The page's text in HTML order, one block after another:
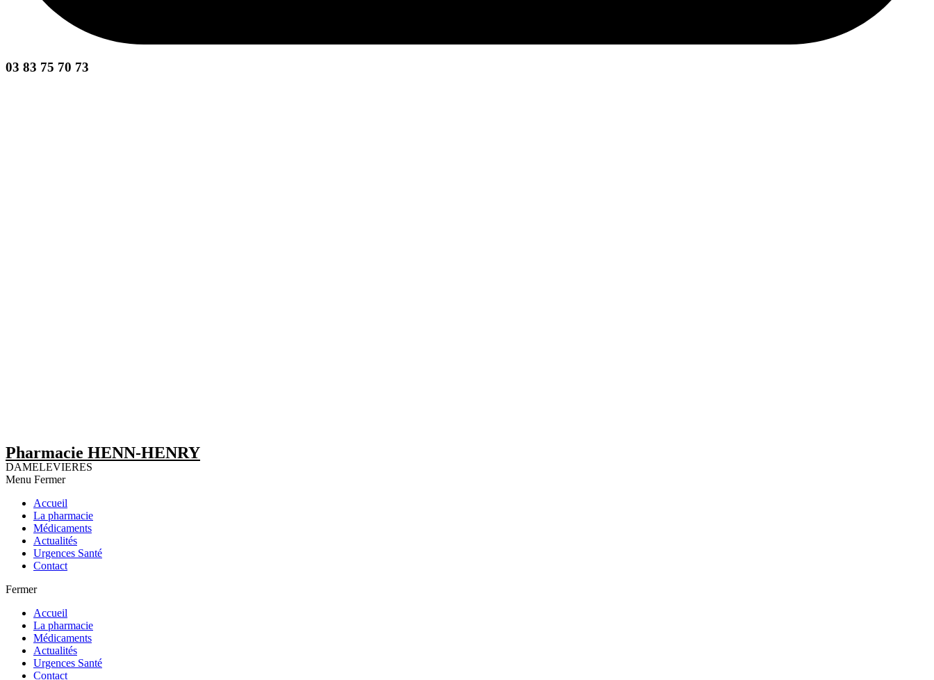
03 83 75 70 73
Pharmacie HENN-HENRY
DAMELEVIERES
Menu Fermer
Accueil
La pharmacie
Médicaments
Actualités
Urgences Santé
Contact
Fermer
Accueil
La pharmacie
Médicaments
Actualités
Urgences Santé
Contact